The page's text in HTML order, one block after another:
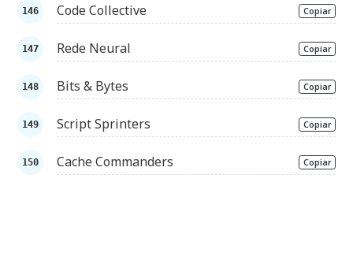
Code Collective Copiar
Rede Neural Copiar
Bits & Bytes Copiar
Script Sprinters Copiar
Cache Commanders Copiar